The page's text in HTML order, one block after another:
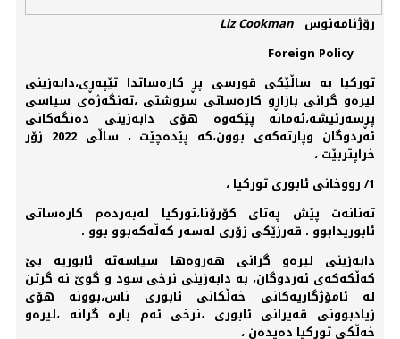
رۆژنامەنوس Liz Cookman
تورکیا بە ساڵێکی قورسی پڕ کارەساتدا تێپەڕی،دابەزینی
لیرەو گرانی بازاڕو کارەساتی سروشتی ،تەنگەژەی سیاسی
پڕسەرئیشە،ئەمانە پێکەوە هۆی دابەزینی دەنگەکانی
ئەردوگان وپارتەکەی بوون،کە پێدەچێت ، ساڵی 2022 زۆر
خراپتربێت ،
1/ رووخانی ئابوری تورکیا ،
تەنانەت پێش پەتای کۆرۆنا،تورکیا لەبەردەم کارەساتی
ئابوریدابوو ، قەرزێکی زۆری لەسەر کەڵەکەبوو بوو ،
دابەزینی لیرەو گرانی هەروەها سیاسەتە ئابوریە بێ
کەڵکەکەی ئەردوگان، بە دابەزینی نرخی سود و گوێ نە گرتن
لە ئامۆژگاریەکانی خەڵکانی ئابوری ناس،بوونە هۆی
زیادبوونی قەیرانی ئابوری ،نرخی ئەم بارە گرانە ،لیرەو
خەڵکی تورکیا دەیدەن ،